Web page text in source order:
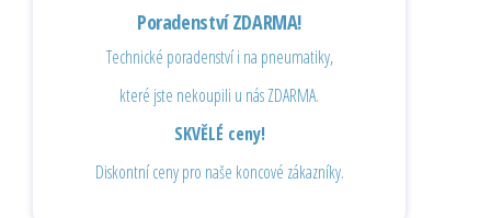
Poradenství ZDARMA!
Technické poradenství i na pneumatiky,
které jste nekoupili u nás ZDARMA.
SKVĚLÉ ceny!
Diskontní ceny pro naše koncové zákazníky.